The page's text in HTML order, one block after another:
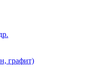
графит)